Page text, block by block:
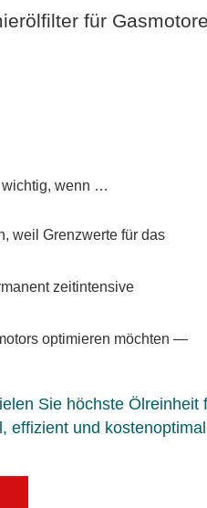
für
wichtig, wenn …
weil Grenzwerte für das
zeitintensive
optimieren möchten —
Sie höchste Ölreinheit
effizient und